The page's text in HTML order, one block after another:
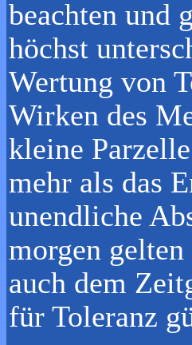
beachten und
höchst
Wertung von
Wirken des
kleine
mehr als das
unendliche
morgen
auch dem
für Toleranz